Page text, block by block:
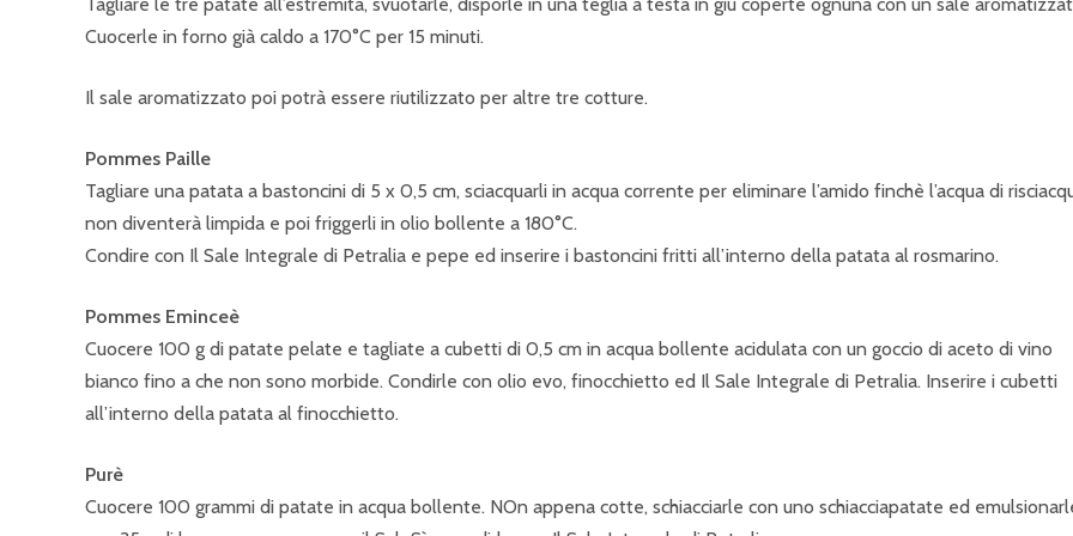
Cuocerle in forno già caldo a 170°C per 15 minuti.
Il sale aromatizzato poi potrà essere riutilizzato per altre tre cotture.
Pommes Paille
Tagliare una patata a bastoncini di 5 x 0,5 cm, sciacquarli in acqua corrente per eliminare l’amido finchè l’acqua di
non diventerà limpida e poi friggerli in olio bollente a 180°C.
Condire con Il Sale Integrale di Petralia e pepe ed inserire i bastoncini fritti all’interno della patata al rosmarino.
Pommes Eminceè
Cuocere 100 g di patate pelate e tagliate a cubetti di 0,5 cm in acqua bollente acidulata con un goccio di aceto di vino
bianco fino a che non sono morbide. Condirle con olio evo, finocchietto ed Il Sale Integrale di Petralia. Inserire i cubetti
all’interno della patata al finocchietto.
Purè
Cuocere 100 grammi di patate in acqua bollente. NOn appena cotte, schiacciarle con uno schiacciapatate ed